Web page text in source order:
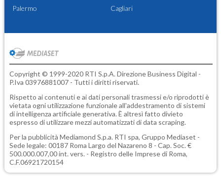
Palermo Cagliari
Copyright © 1999-2020 RTI S.p.A. Direzione Business Digital -
P.Iva 03976881007 - Tutti i diritti riservati.
Rispetto ai contenuti e ai dati personali trasmessi e/o riprodotti è
vietata ogni utilizzazione funzionale all'addestramento di sistemi
di intelligenza artificiale generativa. È altresì fatto divieto
espresso di utilizzare mezzi automatizzati di data scraping.
Per la pubblicità Mediamond S.p.a. RTI spa, Gruppo Mediaset -
Sede legale: 00187 Roma Largo del Nazareno 8 - Cap. Soc. €
500.000.007,00 int. vers. - Registro delle Imprese di Roma,
C.F.06921720154